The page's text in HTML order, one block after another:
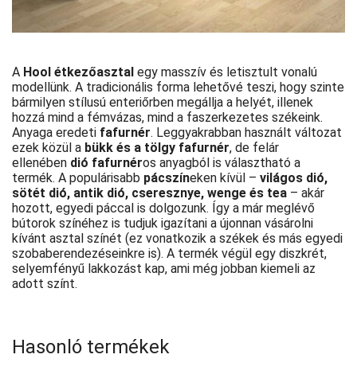
A Hool étkezőasztal egy masszív és letisztult vonalú
modellünk. A tradicionális forma lehetővé teszi, hogy szinte
bármilyen stílusú enteriőrben megállja a helyét, illenek
hozzá mind a fémvázas, mind a faszerkezetes székeink.
Anyaga eredeti fafurnér. Leggyakrabban használt változat
ezek közül a bükk és a tölgy fafurnér, de felár
ellenében dió fafurnéros anyagból is választható a
termék. A populárisabb pácszíneken kívül – világos dió,
sötét dió, antik dió, cseresznye, wenge és tea – akár
hozott, egyedi páccal is dolgozunk. Így a már meglévő
bútorok színéhez is tudjuk igazítani a újonnan vásárolni
kívánt asztal színét (ez vonatkozik a székek és más egyedi
szobaberendezéseinkre is). A termék végül egy diszkrét,
selyemfényű lakkozást kap, ami még jobban kiemeli az
adott színt.
Hasonló termékek